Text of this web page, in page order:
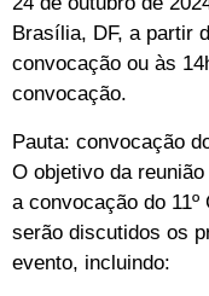
Brasília, DF, a partir
convocação ou às
convocação.
Pauta: convocação
O objetivo da
a convocação do
serão discutidos os
evento, incluindo: